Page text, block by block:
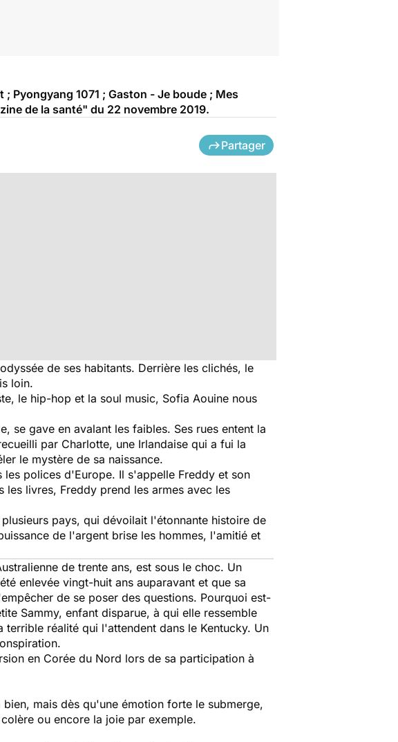
Pyongyang 1071 ; Gaston - Je boude ; Mes
de la santé" du 22 novembre 2019.
Partager
de ses habitants. Derrière les clichés, le
loin.
le hip-hop et la soul music, Sofia Aouine nous
se gave en avalant les faibles. Ses rues entent la
par Charlotte, une Irlandaise qui a fui la
le mystère de sa naissance.
polices d'Europe. Il s'appelle Freddy et son
les livres, Freddy prend les armes avec les
pays, qui dévoilait l'étonnante histoire de
de l'argent brise les hommes, l'amitié et
de trente ans, est sous le choc. Un
enlevée vingt-huit ans auparavant et que sa
de se poser des questions. Pourquoi est-
Sammy, enfant disparue, à qui elle ressemble
réalité qui l'attendent dans le Kentucky. Un
en Corée du Nord lors de sa participation à
mais dès qu'une émotion forte le submerge,
ou encore la joie par exemple.